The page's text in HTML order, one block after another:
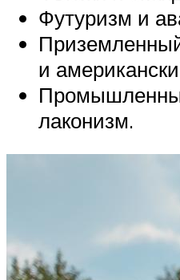
Футуризм и
и
лаконизм.